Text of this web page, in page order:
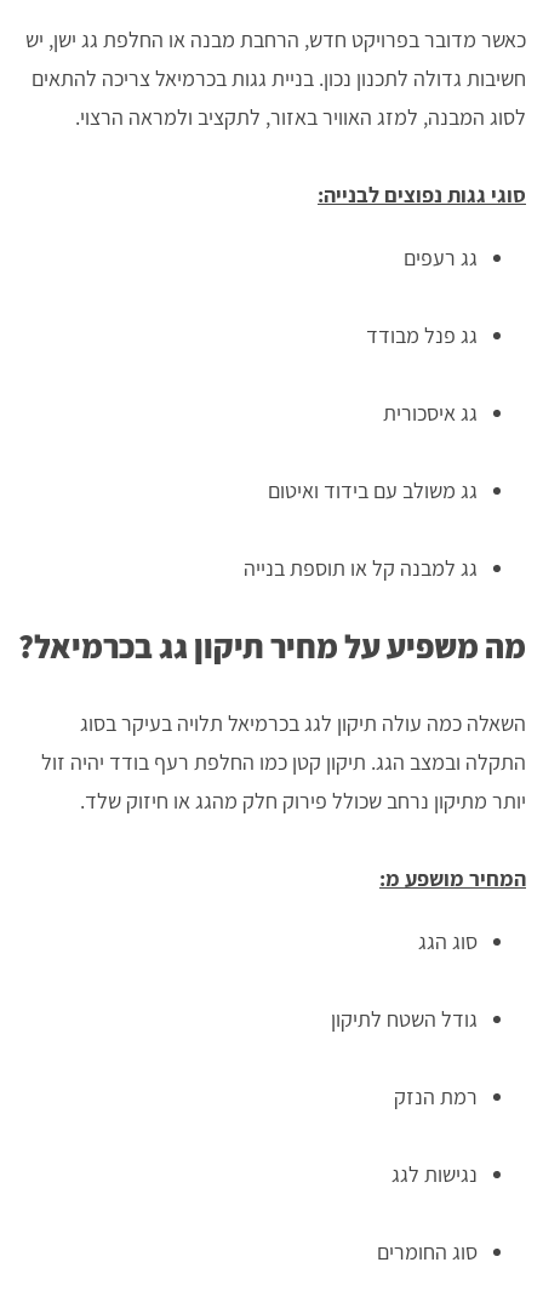
כאשר מדובר בפרויקט חדש, הרחבת מבנה או החלפת גג ישן, יש
חשיבות גדולה לתכנון נכון. בניית גגות בכרמיאל צריכה להתאים
לסוג המבנה, למזג האוויר באזור, לתקציב ולמראה הרצוי.
סוגי גגות נפוצים לבנייה:
גג רעפים
גג פנל מבודד
גג איסכורית
גג משולב עם בידוד ואיטום
גג למבנה קל או תוספת בנייה
מה משפיע על מחיר תיקון גג בכרמיאל?
השאלה כמה עולה תיקון לגג בכרמיאל תלויה בעיקר בסוג
התקלה ובמצב הגג. תיקון קטן כמו החלפת רעף בודד יהיה זול
יותר מתיקון נרחב שכולל פירוק חלק מהגג או חיזוק שלד.
המחיר מושפע מ:
סוג הגג
גודל השטח לתיקון
רמת הנזק
נגישות לגג
סוג החומרים